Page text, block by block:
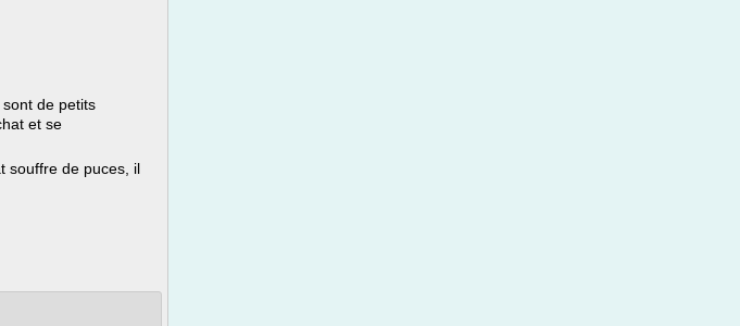
de petits
et se
souffre de puces, il